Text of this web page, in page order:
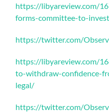
https://libyareview.com/
forms-committee-to-
https://twitter.com/
https://libyareview.com/
to-withdraw-confidence-
legal/
https://twitter.com/